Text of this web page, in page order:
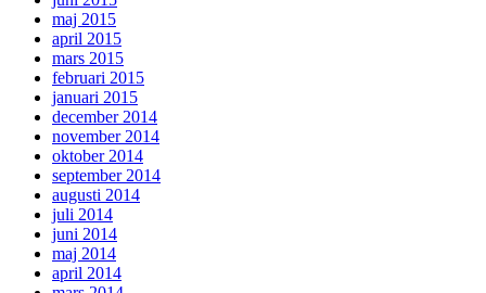
maj 2015
april 2015
mars 2015
februari 2015
januari 2015
december 2014
november 2014
oktober 2014
september 2014
augusti 2014
juli 2014
juni 2014
maj 2014
april 2014